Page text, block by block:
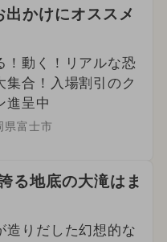
かけにオススメ
！動く！リアルな恐
集合！入場割引のク
進呈中
県富士市
る地底の大滝はま
造りだした幻想的な